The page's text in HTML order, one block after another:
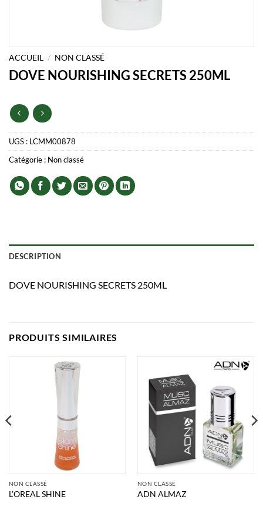
ACCUEIL / NON CLASSÉ
DOVE NOURISHING SECRETS 250ML
UGS : LCMM00878
Catégorie : Non classé
DESCRIPTION
DOVE NOURISHING SECRETS 250ML
PRODUITS SIMILAIRES
NON CLASSÉ
L’OREAL SHINE
NON CLASSÉ
ADN ALMAZ